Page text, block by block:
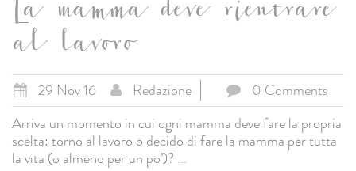
La mamma deve rientrare
al lavoro
29 Nov 16 Redazione
0 Comments
Arriva un momento in cui ogni mamma deve fare la propria
scelta: torno al lavoro o decido di fare la mamma per tutta
la vita (o almeno per un po’)?...